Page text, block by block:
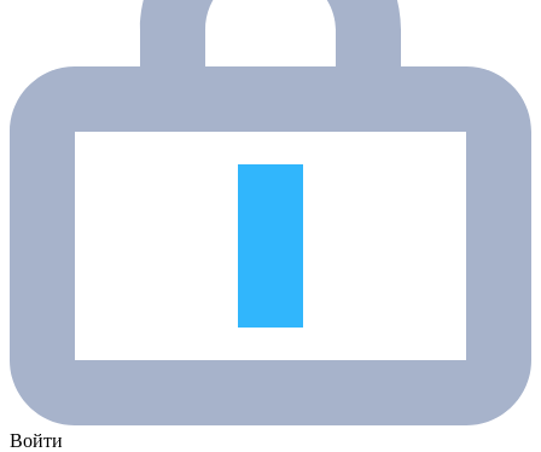
Войти